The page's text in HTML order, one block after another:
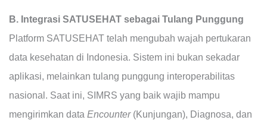
B. Integrasi SATUSEHAT sebagai Tulang Punggung
Platform SATUSEHAT telah mengubah wajah pertukaran
data kesehatan di Indonesia. Sistem ini bukan sekadar
aplikasi, melainkan tulang punggung interoperabilitas
nasional. Saat ini, SIMRS yang baik wajib mampu
mengirimkan data Encounter(Kunjungan), Diagnosa, dan